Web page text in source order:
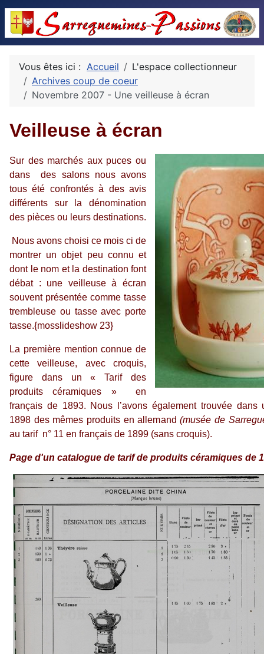
Vous êtes ici : Accueil
L'espace collectionneur
Archives coup de coeur
Novembre 2007 - Une veilleuse à écran
Veilleuse à écran
Sur des marchés aux puces ou
dans des salons nous avons
tous été confrontés à des avis
différents sur la dénomination
des pièces ou leurs destinations.
Nous avons choisi ce mois ci de
montrer un objet peu connu et
dont le nom et la destination font
débat : une veilleuse à écran
souvent présentée comme tasse
trembleuse ou tasse avec porte
tasse.{mosslideshow 23}
La première mention connue de
cette veilleuse, avec croquis,
figure dans un « Tarif des
produits céramiques » en
français de 1893. Nous l’avons également trouvée dans
1898 des mêmes produits en allemand(musée de
au tarif n° 11 en français de 1899 (sans croquis).
Page d'un catalogue de tarif de produits céramiques de